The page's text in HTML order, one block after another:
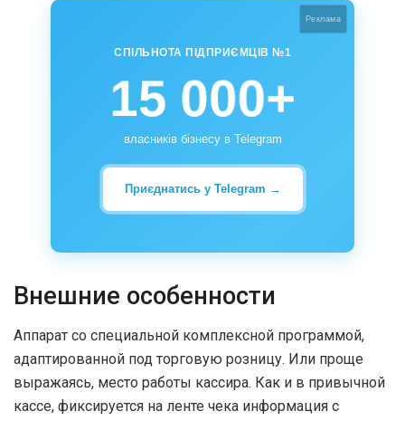
Реклама
СПІЛЬНОТА ПІДПРИЄМЦІВ №1
15 000+
власників бізнесу в Telegram
Приєднатись у Telegram →
Внешние особенности
Аппарат со специальной комплексной программой,
адаптированной под торговую розницу. Или проще
выражаясь, место работы кассира. Как и в привычной
кассе, фиксируется на ленте чека информация с